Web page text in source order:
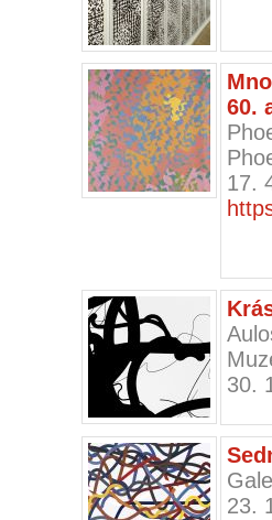
60.
17.
30.
23.